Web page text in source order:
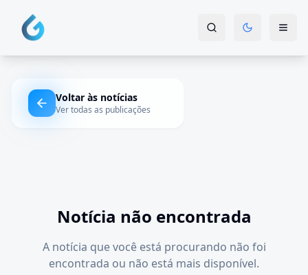
Voltar às notícias
Ver todas as publicações
Notícia não encontrada
A notícia que você está procurando não foi
encontrada ou não está mais disponível.